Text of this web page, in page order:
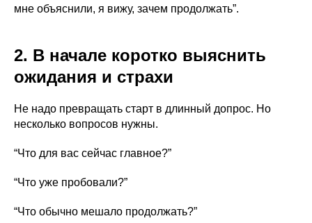
мне объяснили, я вижу, зачем продолжать”.
2. В начале коротко выяснить
ожидания и страхи
Не надо превращать старт в длинный допрос. Но
несколько вопросов нужны.
“Что для вас сейчас главное?”
“Что уже пробовали?”
“Что обычно мешало продолжать?”